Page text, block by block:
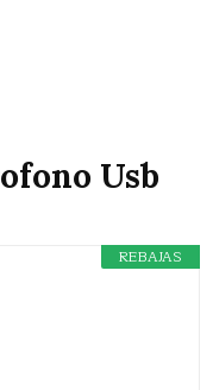
Usb
REBAJAS